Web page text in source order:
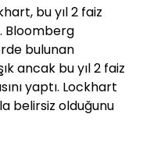
bu yıl 2 faiz
Bloomberg
bulunan
ancak bu yıl 2 faiz
yaptı. Lockhart
belirsiz olduğunu